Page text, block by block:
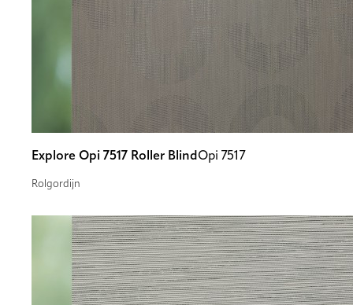
Explore Opi 7517 Roller Blind Opi 7517
Rolgordijn